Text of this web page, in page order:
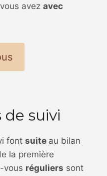
avez avec
suivi
font suite au bilan
la première
vous réguliers sont